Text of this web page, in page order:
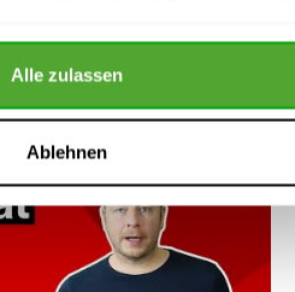
Alle zulassen
Ablehnen
der